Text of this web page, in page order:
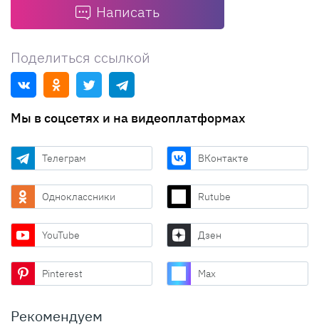
Написать
Поделиться ссылкой
Мы в соцсетях и на видеоплатформах
Телеграм ВКонтакте
Одноклассники Rutube
YouTube Дзен
Pinterest Max
Рекомендуем